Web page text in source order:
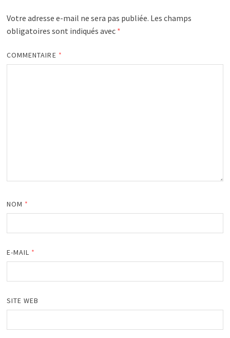
Votre adresse e-mail ne sera pas publiée. Les champs
obligatoires sont indiqués avec *
COMMENTAIRE *
NOM *
E-MAIL *
SITE WEB